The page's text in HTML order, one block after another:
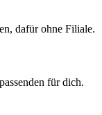
dafür ohne Filiale.
für dich.